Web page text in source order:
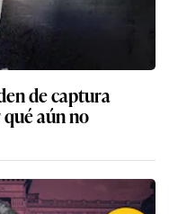
de captura
aún no